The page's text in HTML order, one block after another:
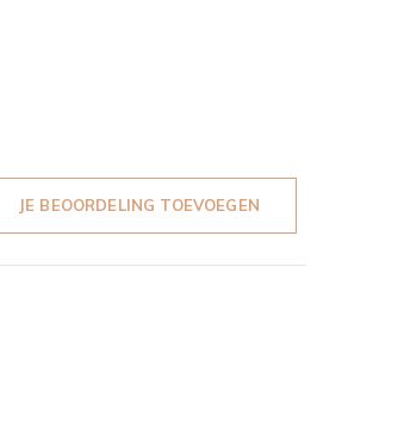
JE BEOORDELING TOEVOEGEN